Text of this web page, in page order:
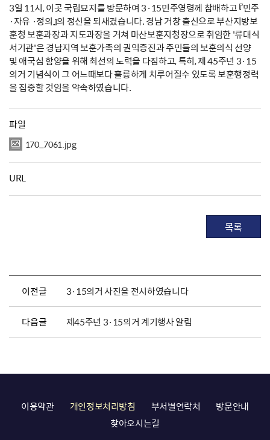
3일 11시, 이곳 국립묘지를 방문하여 3·15민주영령께 참배하고 『민주
·자유 ·정의』의 정신을 되새겼습니다. 경남 거창 출신으로 부산지방보
훈청 보훈과장과 지도과장을 거쳐 마산보훈지청장으로 취임한 '류대식
서기관'은 경남지역 보훈가족의 권익증진과 주민들의 보훈의식 선양
및 애국심 함양을 위해 최선의 노력을 다짐하고, 특히, 제 45주년 3·15
의거 기념식이 그 어느때보다 훌륭하게 치루어질수 있도록 보훈행정력
을 집중할 것임을 약속하였습니다.
파일
170_7061.jpg
URL
목록
이전글 3·15의거 사진을 전시하였습니다
다음글 제45주년 3·15의거 계기행사 알림
이용약관 개인정보처리방침 부서별연락처
방문안내
찾아오시는길